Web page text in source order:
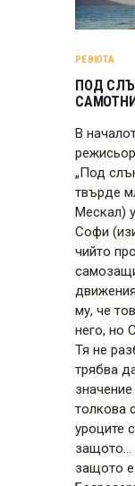
РЕВЮТА
ПОД
В
„Под
твърде
Мескал)
Софи
чийто
му, че
него, но
Тя не
трябва
толкова
уроците
защото…
защото